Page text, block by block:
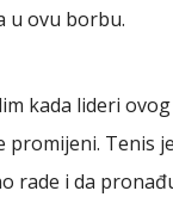
u ovu borbu.
kada lideri
promijeni. Tenis
rade i da